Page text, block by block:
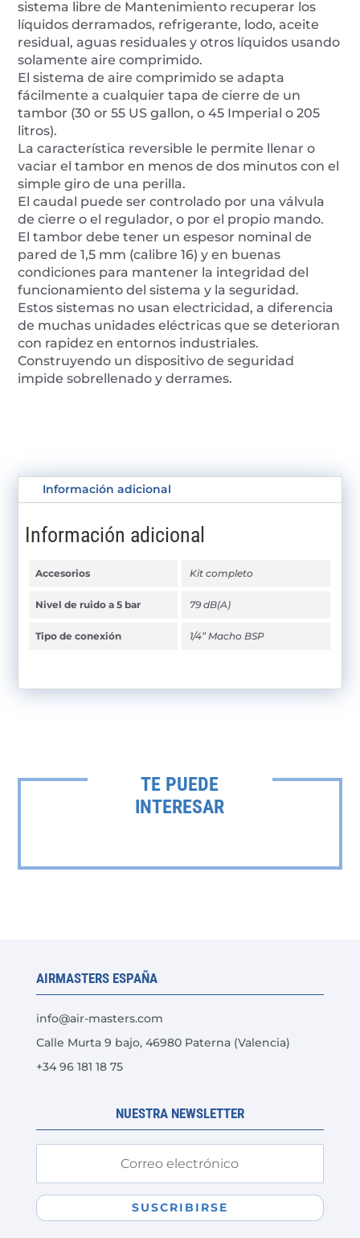
sistema libre de Mantenimiento recuperar los
líquidos derramados, refrigerante, lodo, aceite
residual, aguas residuales y otros líquidos usando
solamente aire comprimido.
El sistema de aire comprimido se adapta
fácilmente a cualquier tapa de cierre de un
tambor (30 or 55 US gallon, o 45 Imperial o 205
litros).
La característica reversible le permite llenar o
vaciar el tambor en menos de dos minutos con el
simple giro de una perilla.
El caudal puede ser controlado por una válvula
de cierre o el regulador, o por el propio mando.
El tambor debe tener un espesor nominal de
pared de 1,5 mm (calibre 16) y en buenas
condiciones para mantener la integridad del
funcionamiento del sistema y la seguridad.
Estos sistemas no usan electricidad, a diferencia
de muchas unidades eléctricas que se deterioran
con rapidez en entornos industriales.
Construyendo un dispositivo de seguridad
impide sobrellenado y derrames.
Información adicional
Información adicional
Accesorios Kit completo
Nivel de ruido a 5 bar 79 dB(A)
Tipo de conexión 1/4” Macho BSP
TE PUEDE
INTERESAR
AIRMASTERS ESPAÑA
info@air-masters.com
Calle Murta 9 bajo, 46980 Paterna (Valencia)
+34 96 181 18 75
NUESTRA NEWSLETTER
SUSCRIBIRSE